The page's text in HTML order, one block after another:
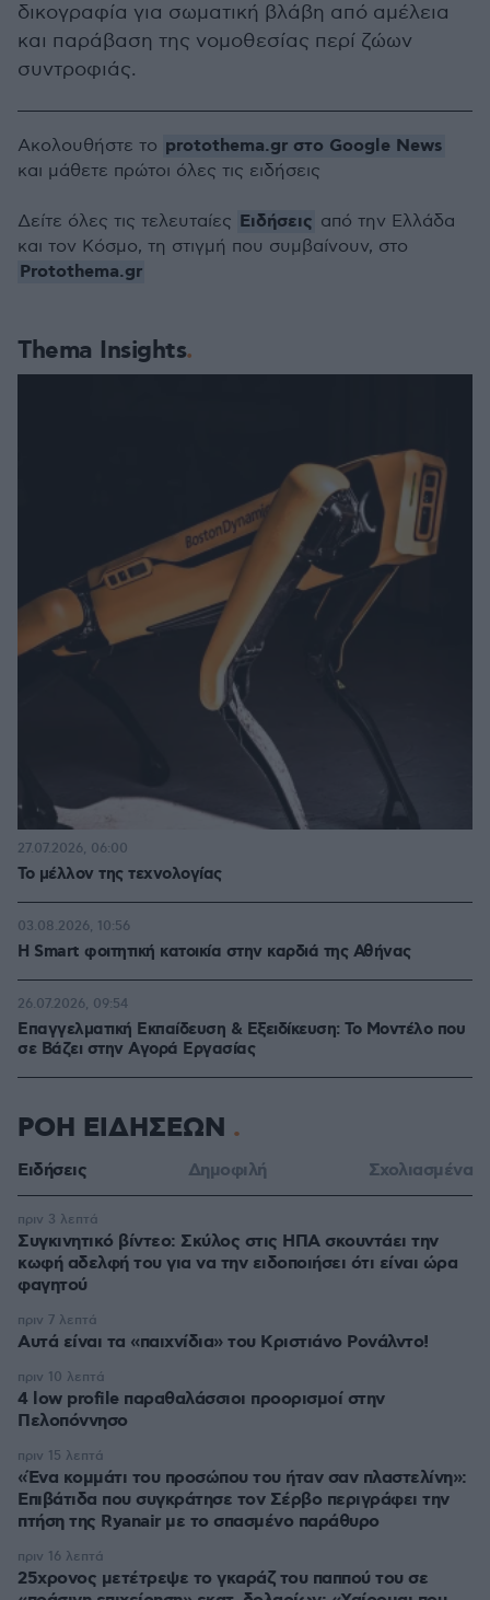
δικογραφία για σωματική βλάβη από αμέλεια
και παράβαση της νομοθεσίας περί ζώων
συντροφιάς.
Thema Insights
Το μέλλον της τεχνολογίας
27.07.2026, 06:00
Η Smart φοιτητική κατοικία στην καρδιά της Αθήνας
03.08.2026, 10:56
Επαγγελματική Εκπαίδευση & Εξειδίκευση: Το Mοντέλο που
σε Bάζει στην Aγορά Eργασίας
26.07.2026, 09:54
Ακολουθήστε το protothema.gr στο Google News
και μάθετε πρώτοι όλες τις ειδήσεις
Δείτε όλες τις τελευταίες Ειδήσεις από την Ελλάδα
και τον Κόσμο, τη στιγμή που συμβαίνουν, στο
Protothema.gr
ΡΟΗ ΕΙΔΗΣΕΩΝ
Ειδήσεις Δημοφιλή Σχολιασμένα
Συγκινητικό βίντεο: Σκύλος στις ΗΠΑ σκουντάει την
κωφή αδελφή του για να την ειδοποιήσει ότι είναι ώρα
φαγητού
πριν 3 λεπτά
Αυτά είναι τα «παιχνίδια» του Κριστιάνο Ρονάλντο!
πριν 7 λεπτά
4 low profile παραθαλάσσιοι προορισμοί στην
Πελοπόννησο
πριν 10 λεπτά
«Ένα κομμάτι του προσώπου του ήταν σαν πλαστελίνη»:
Επιβάτιδα που συγκράτησε τον Σέρβο περιγράφει την
πτήση της Ryanair με το σπασμένο παράθυρο
πριν 15 λεπτά
25χρονος μετέτρεψε το γκαράζ του παππού του σε
πριν 16 λεπτά